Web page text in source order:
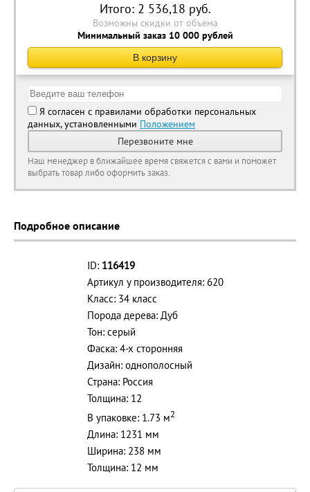
Итого: 2 536,18 руб.
Возможны скидки от объема
Минимальный заказ 10 000 рублей
В корзину
Я согласен с правилами обработки персональных
данных, установленными Положением
Перезвоните мне
Наш менеджер в ближайшее время свяжется с вами и поможет
выбрать товар либо оформить заказ.
Подробное описание
ID: 116419
Артикул у производителя: 620
Класс: 34 класс
Порода дерева: Дуб
Тон: серый
Фаска: 4-х сторонняя
Дизайн: однополосный
Страна: Россия
Толщина: 12
В упаковке: 1.73 м2
Длина: 1231 мм
Ширина: 238 мм
Толщина: 12 мм